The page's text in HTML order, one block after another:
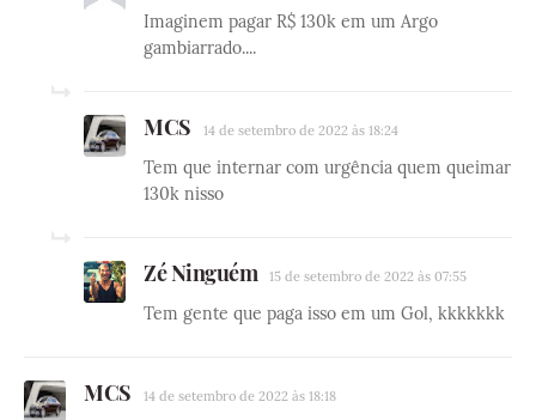
Imaginem pagar R$ 130k em um Argo
gambiarrado....
MCS 14 de setembro de 2022 às 18:24
Tem que internar com urgência quem queimar
130k nisso
Zé Ninguém 15 de setembro de 2022 às 07:55
Tem gente que paga isso em um Gol, kkkkkkk
MCS 14 de setembro de 2022 às 18:18